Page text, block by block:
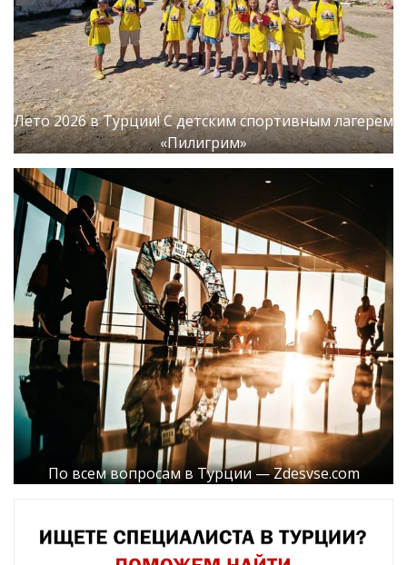
Лето 2026 в Турции! С детским спортивным лагерем
«Пилигрим»
По всем вопросам в Турции — Zdesvse.com